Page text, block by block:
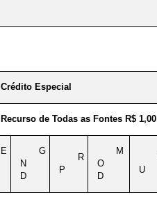
Crédito Especial
Recurso de Todas as Fontes R$ 1,00
E
G
N
D
R
P
M
O
D
U